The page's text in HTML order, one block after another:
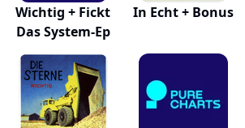
Wichtig + Fickt
Das System-Ep
In Echt + Bonus